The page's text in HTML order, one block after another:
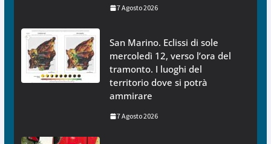
7 Agosto 2026
San Marino. Eclissi di sole
mercoledì 12, verso l’ora del
tramonto. I luoghi del
territorio dove si potrà
ammirare
7 Agosto 2026